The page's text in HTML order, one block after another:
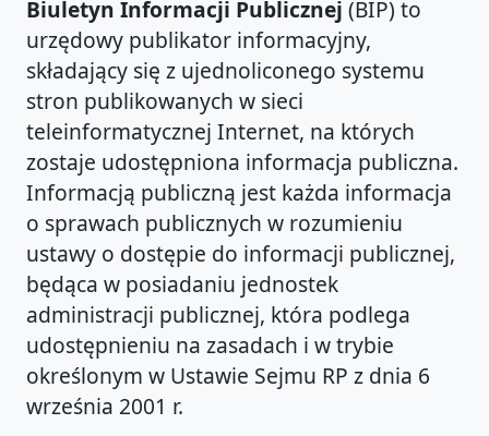
Biuletyn Informacji Publicznej (BIP) to
urzędowy publikator informacyjny,
składający się z ujednoliconego systemu
stron publikowanych w sieci
teleinformatycznej Internet, na których
zostaje udostępniona informacja publiczna.
Informacją publiczną jest każda informacja
o sprawach publicznych w rozumieniu
ustawy o dostępie do informacji publicznej,
będąca w posiadaniu jednostek
administracji publicznej, która podlega
udostępnieniu na zasadach i w trybie
określonym w Ustawie Sejmu RP z dnia 6
września 2001 r.